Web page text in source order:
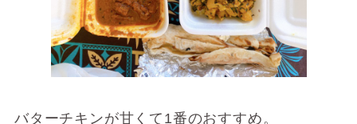
バターチキンが甘くて1番のおすすめ。